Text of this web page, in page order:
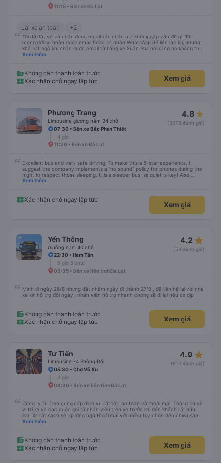
11:15 • Bến xe Đà Lạt
Lái xe an toàn +2
Tôi đã đặt vé và nhận được email xác nhận mà không gặp vấn đề gì. Tôi
mong đợi sẽ nhận được email hoặc tin nhắn WhatsApp để liên lạc lại, nhưng
khá bất ngờ khi nhận được email từ hãng xe Xuân Pha nói rằng họ không thể
liên hệ với tôi vì tôi không có số điện thoại Việt Nam. Họ yêu cầu tôi gửi ảnh
đến trước 30 phút và trước khi chúng tôi tìm thấy xe buýt, tài xế đã tìm thấy
chúng tôi, điều này rất thuận tiện. Xe buýt và chỗ ngồi sạch sẽ, rất thoải mái
và tài xế rất giỏi. Tôi sẽ không ngần ngại đặt vé với Xuân Pha lần nữa.
Xem thêm
Không cần thanh toán trước
Xác nhận chỗ ngay lập tức
Xem giá
Phương Trang
Limousine giường nằm 34 chỗ
4.8
(3978 đánh giá)
07:30 • Bến xe Bắc Phan Thiết
4 giờ
11:30 • Bến xe Đà Lạt
Excellent bus and very safe driving. To make this a 5-star experience, I
suggest the company implements a "no sound" policy for phones during the
night to respect those sleeping. It is a sleeper bus, so quiet is key! Also,
please display the Wi-Fi password clearly inside the cabin for convenience. I
quy định rõ ràng về việc giữ im lặng (tắt âm thanh điện thoại) vào ban đêm
để tránh làm phiền hành khách khác ngủ. Ngoài ra, nhà xe nên dán sẵn mật
khẩu Wi-Fi trong xe để hành khách dễ dàng sử dụng. Tôi vẫn sẽ tiếp tục ủng
Xem thêm
Xác nhận chỗ ngay lập tức
Xem giá
Yến Thông
Giường nằm 40 chỗ
4.2 star_rate
(54 đánh giá)
22:30 • Hàm Tân
5 giờ 5 phút
03:35 • Bến xe liên tỉnh Đà Lạt
Mình đi ngày 26/8 nhưng đặt nhầm ngày đi thành 27/8 , đã liên hệ lại với nhà
xe xin hỗ trợ đổi ngày , nhân viên hỗ trợ nhanh chóng sẽ đi lại nếu có dịp
Không cần thanh toán trước
Xác nhận chỗ ngay lập tức
Xem giá
Tư Tiến
Limousine 24 Phòng Đôi
4.9 star_rate
(812 đánh giá)
05:30 • Chợ Võ Xu
3 giờ
08:30 • Bến xe liên tỉnh Đà Lạt
Công ty Tu Tien cung cấp dịch vụ rất tốt, an toàn và thoải mái. Thông tin về
vị trí xe và các cuộc gọi từ nhân viên trên xe trước khi đón khách rất hữu
ích. Xe rất sạch sẽ, giường ngủ thoải mái với nhiều tùy chọn đèn chiếu sáng
và cổng USB được đặt ở vị trí thuận tiện. Nhân viên rất lịch sự và xe đến
Xem thêm
Không cần thanh toán trước
Xác nhận chỗ ngay lập tức
Xem giá